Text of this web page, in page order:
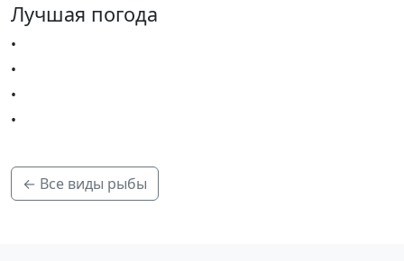
Лучшая погода
•
•
•
•
← Все виды рыбы